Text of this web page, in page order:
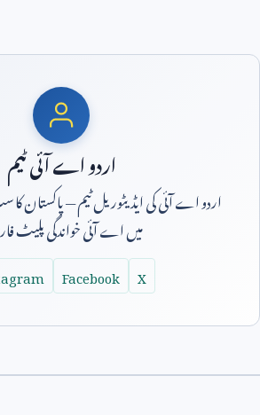
اردو اے آئی ٹیم
اردو اے آئی کی ایڈیٹوریل ٹیم — پاکستان
میں اے آئی خواندگی پلیٹ
X
Facebook